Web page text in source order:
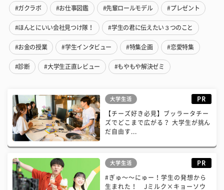
#ガクラボ #お仕事図鑑 #先輩ロールモデル #プレゼント
#ほんとにいい会社見つけ隊！ #学生の君に伝えたい３つのこと
#お金の授業 #学生インタビュー #特集企画 #恋愛特集
#診断 #大学生正直レビュー #もやもや解決ゼミ
大学生活 PR
【チーズ好き必見】ブッラータチー
ズでどこまで広がる？ 大学生が挑ん
だ自由す...
大学生活 PR
#ぎゅ〜〜にゅー！学生の発想から
生まれた！ Jミルク×キョーソウ